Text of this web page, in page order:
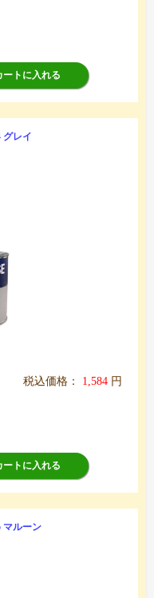
ートに入れる
レイ
税込価格： 1,584 円
ートに入れる
ルーン